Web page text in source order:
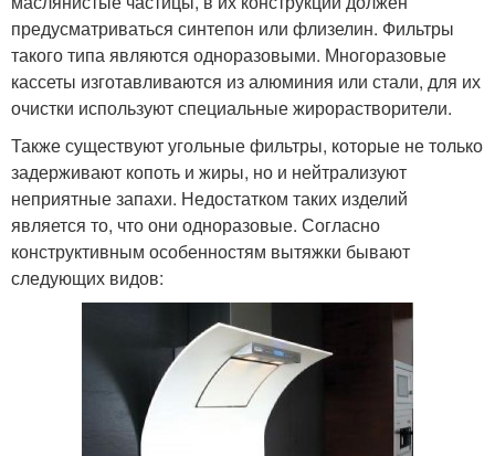
предусматриваться синтепон или флизелин. Фильтры
такого типа являются одноразовыми. Многоразовые
кассеты изготавливаются из алюминия или стали, для их
очистки используют специальные жирорастворители.
Также существуют угольные фильтры, которые не только
задерживают копоть и жиры, но и нейтрализуют
неприятные запахи. Недостатком таких изделий
является то, что они одноразовые. Согласно
конструктивным особенностям вытяжки бывают
следующих видов: